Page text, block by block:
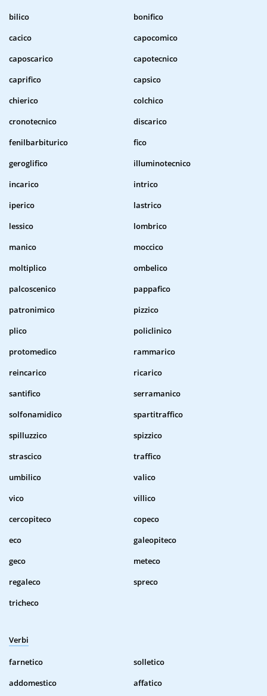
bilico
bonifico
cacico
capocomico
caposcarico
capotecnico
caprifico
capsico
chierico
colchico
cronotecnico
discarico
fenilbarbiturico
fico
geroglifico
illuminotecnico
incarico
intrico
iperico
lastrico
lessico
lombrico
manico
moccico
moltiplico
ombelico
palcoscenico
pappafico
patronimico
pizzico
plico
policlinico
protomedico
rammarico
reincarico
ricarico
santifico
serramanico
solfonamidico
spartitraffico
spilluzzico
spizzico
strascico
traffico
umbilico
valico
vico
villico
cercopiteco
copeco
eco
galeopiteco
geco
meteco
regaleco
spreco
tricheco
Verbi
farnetico
solletico
addomestico
affatico